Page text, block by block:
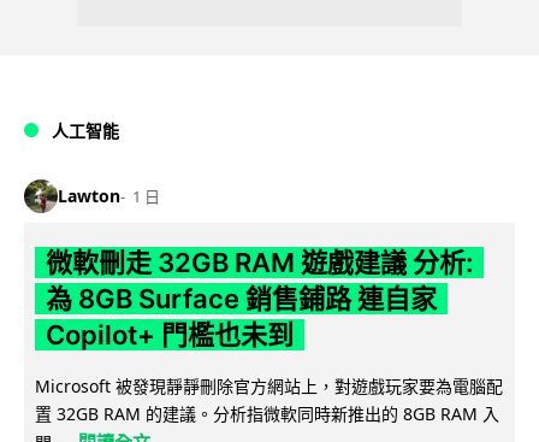
人工智能
Lawton 1 日
微軟刪走 32GB RAM 遊戲建議 分析:
為 8GB Surface 銷售鋪路 連自家
Copilot+ 門檻也未到
Microsoft 被發現靜靜刪除官方網站上，對遊戲玩家要為電腦配
置 32GB RAM 的建議。分析指微軟同時新推出的 8GB RAM 入